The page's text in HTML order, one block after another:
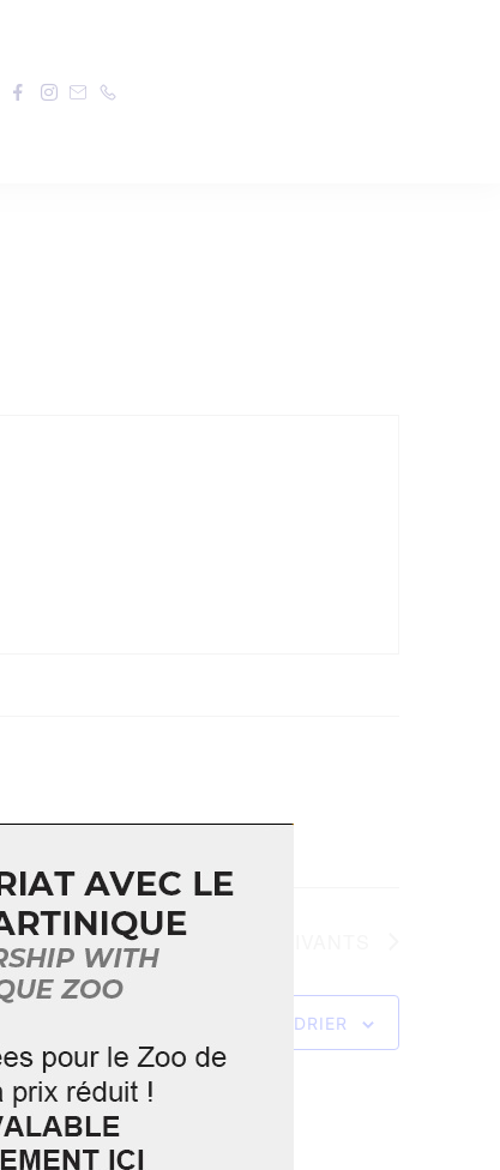
ÉVÈNEMENTS
S’ABONNER AU CALENDRIER